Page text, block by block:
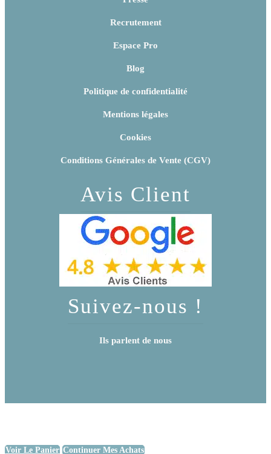
Recrutement
Espace Pro
Blog
Politique de confidentialité
Mentions légales
Cookies
Conditions Générales de Vente (CGV)
Avis Client
Suivez-nous !
Ils parlent de nous
Voir Le Panier Continuer Mes Achats